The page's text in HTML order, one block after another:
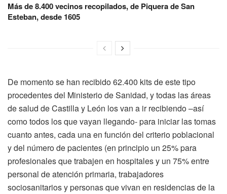
Más de 8.400 vecinos recopilados, de Piquera de San
Esteban, desde 1605
De momento se han recibido 62.400 kits de este tipo
procedentes del Ministerio de Sanidad, y todas las áreas
de salud de Castilla y León los van a ir recibiendo –así
como todos los que vayan llegando- para iniciar las tomas
cuanto antes, cada una en función del criterio poblacional
y del número de pacientes (en principio un 25% para
profesionales que trabajen en hospitales y un 75% entre
personal de atención primaria, trabajadores
sociosanitarios y personas que vivan en residencias de la